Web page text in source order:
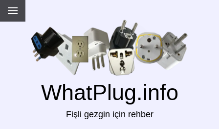
WhatPlug.info
Fişli gezgin için rehber